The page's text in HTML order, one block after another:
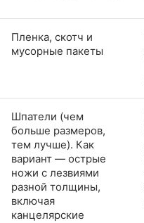
Пленка, скотч и
мусорные пакеты
Шпатели (чем
больше размеров,
тем лучше). Как
вариант — острые
ножи с лезвиями
разной толщины,
включая
канцелярские